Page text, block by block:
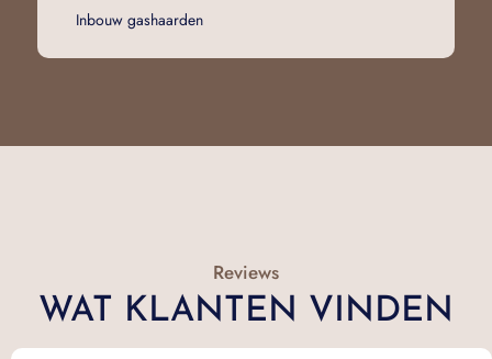
Inbouw gashaarden
Reviews
WAT KLANTEN VINDEN